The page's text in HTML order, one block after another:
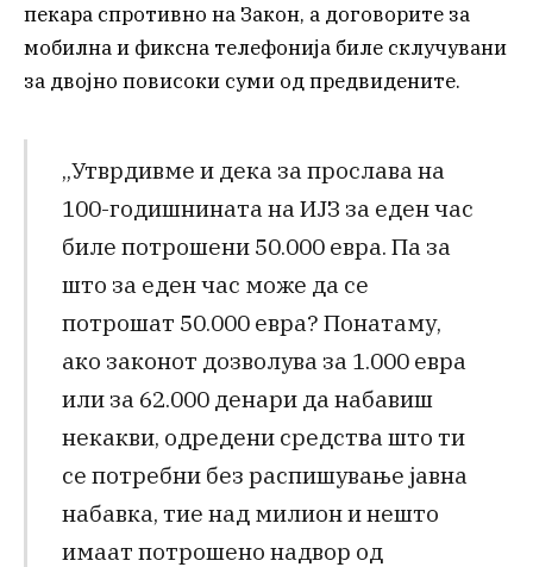
пекара спротивно на Закон, а договорите за
мобилна и фиксна телефонија биле склучувани
за двојно повисоки суми од предвидените.
„Утврдивме и дека за прослава на
100-годишнината на ИЈЗ за еден час
биле потрошени 50.000 евра. Па за
што за еден час може да се
потрошат 50.000 евра? Понатаму,
ако законот дозволува за 1.000 евра
или за 62.000 денари да набавиш
некакви, одредени средства што ти
се потребни без распишување јавна
набавка, тие над милион и нешто
имаат потрошено надвор од